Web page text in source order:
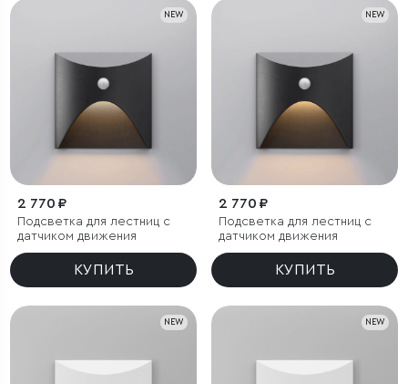
NEW
2 770 ₽
Подсветка для лестниц с
датчиком движения
КУПИТЬ
NEW
2 770 ₽
Подсветка для лестниц с
датчиком движения
КУПИТЬ
NEW NEW